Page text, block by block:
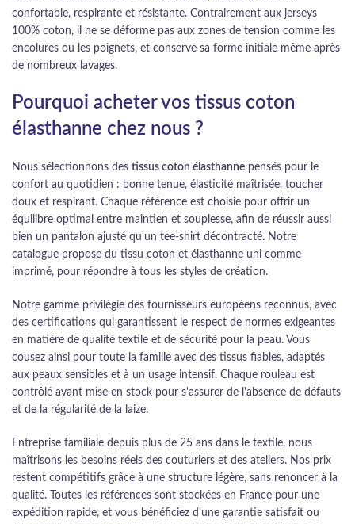
confortable, respirante et résistante. Contrairement aux jerseys
100% coton, il ne se déforme pas aux zones de tension comme les
encolures ou les poignets, et conserve sa forme initiale même après
de nombreux lavages.
Pourquoi acheter vos tissus coton
élasthanne chez nous ?
Nous sélectionnons des tissus coton élasthanne pensés pour le
confort au quotidien : bonne tenue, élasticité maîtrisée, toucher
doux et respirant. Chaque référence est choisie pour offrir un
équilibre optimal entre maintien et souplesse, afin de réussir aussi
bien un pantalon ajusté qu'un tee-shirt décontracté. Notre
catalogue propose du tissu coton et élasthanne uni comme
imprimé, pour répondre à tous les styles de création.
Notre gamme privilégie des fournisseurs européens reconnus, avec
des certifications qui garantissent le respect de normes exigeantes
en matière de qualité textile et de sécurité pour la peau. Vous
cousez ainsi pour toute la famille avec des tissus fiables, adaptés
aux peaux sensibles et à un usage intensif. Chaque rouleau est
contrôlé avant mise en stock pour s'assurer de l'absence de défauts
et de la régularité de la laize.
Entreprise familiale depuis plus de 25 ans dans le textile, nous
maîtrisons les besoins réels des couturiers et des ateliers. Nos prix
restent compétitifs grâce à une structure légère, sans renoncer à la
qualité. Toutes les références sont stockées en France pour une
expédition rapide, et vous bénéficiez d'une garantie satisfait ou